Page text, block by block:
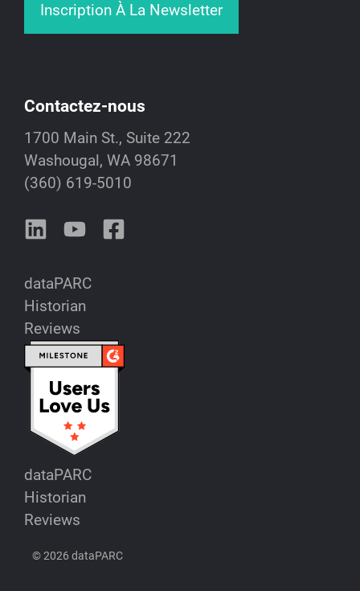
Contactez-nous
1700 Main St., Suite 222
Washougal, WA 98671
(360) 619-5010
dataPARC
Historian
Reviews
dataPARC
Historian
Reviews
Inscription À La Newsletter
© 2026 dataPARC